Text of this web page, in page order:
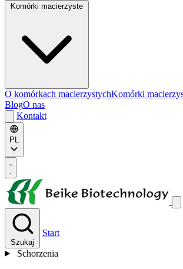
O komórkach macierzystychKomórki
BlogO nas
Kontakt
PL
Szukaj
Start
Schorzenia